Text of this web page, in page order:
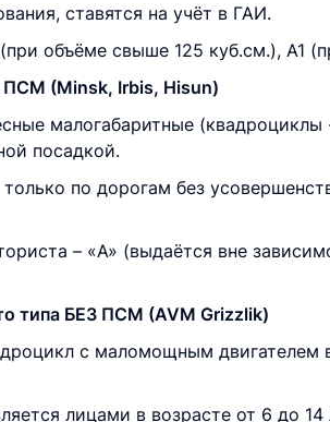
ставятся на учёт в ГАИ.
объёме свыше 125 куб.см.), А1
ПСМ (Minsk, Irbis, Hisun)
малогабаритные (квадроциклы
посадкой.
по дорогам без
– «A» (выдаётся вне
типа БЕЗ ПСМ (AVM Grizzlik)
с маломощным двигателем
лицами в возрасте от 6 до